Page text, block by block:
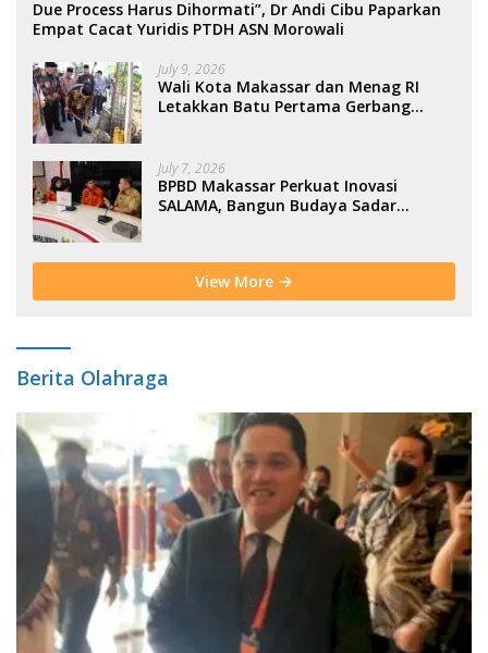
Due Process Harus Dihormati”, Dr Andi Cibu Paparkan
Empat Cacat Yuridis PTDH ASN Morowali
July 9, 2026
Wali Kota Makassar dan Menag RI
Letakkan Batu Pertama Gerbang
July 7, 2026
BPBD Makassar Perkuat Inovasi
SALAMA, Bangun Budaya Sadar
View More
Berita Olahraga